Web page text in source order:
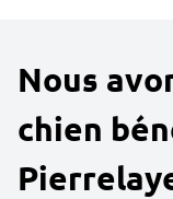
Nous
chien